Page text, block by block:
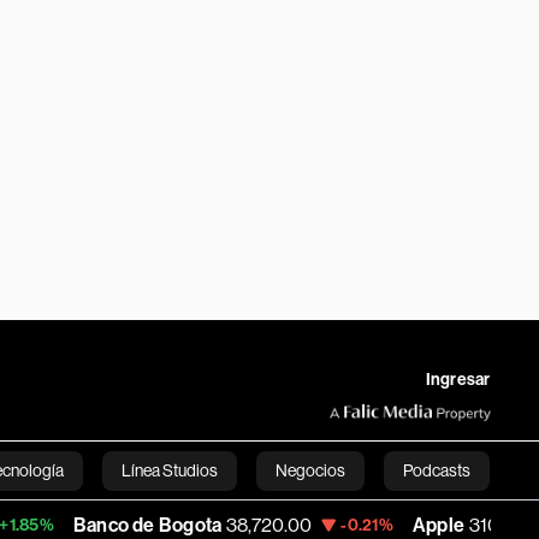
Ingresar
Línea Studios Negocios Podcasts
English
de Bogota 38,720.00 -0.21% Apple 310.94 +0.55%